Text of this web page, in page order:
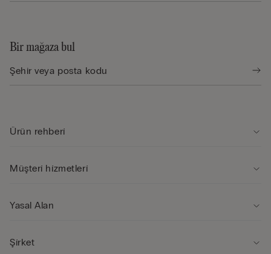
Bir mağaza bul
Ürün rehberi̇
Müşteri̇ hi̇zmetleri̇
Yasal Alan
Şi̇rket